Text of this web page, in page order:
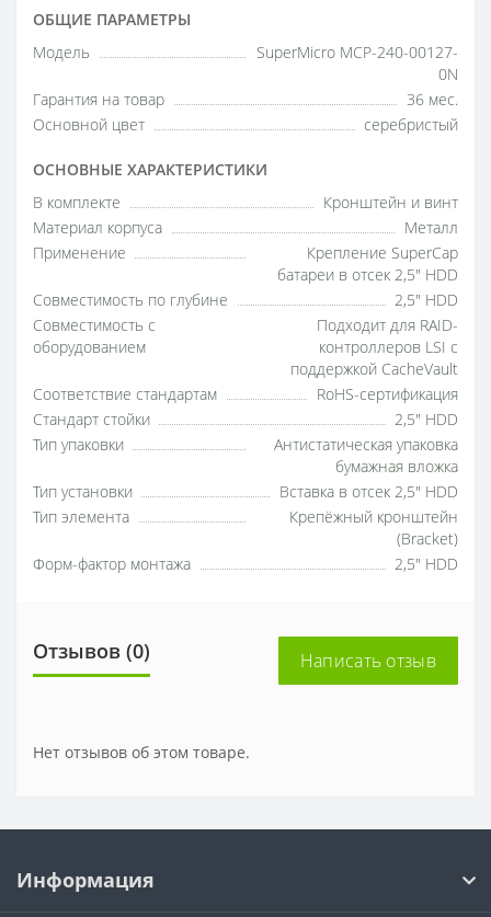
ОБЩИЕ ПАРАМЕТРЫ
Модель
SuperMicro MCP-240-00127-
0N
Гарантия на товар
36 мес.
Основной цвет
серебристый
ОСНОВНЫЕ ХАРАКТЕРИСТИКИ
В комплекте
Кронштейн и винт
Материал корпуса
Металл
Применение
Крепление SuperCap
батареи в отсек 2,5" HDD
Совместимость по глубине
2,5" HDD
Совместимость с
оборудованием
Подходит для RAID-
контроллеров LSI с
поддержкой CacheVault
Соответствие стандартам
RoHS-сертификация
Стандарт стойки
2,5" HDD
Тип упаковки
Антистатическая упаковка
бумажная вложка
Тип установки
Вставка в отсек 2,5" HDD
Тип элемента
Крепёжный кронштейн
(Bracket)
Форм-фактор монтажа
2,5" HDD
Отзывов (0) Написать отзыв
Нет отзывов об этом товаре.
Информация